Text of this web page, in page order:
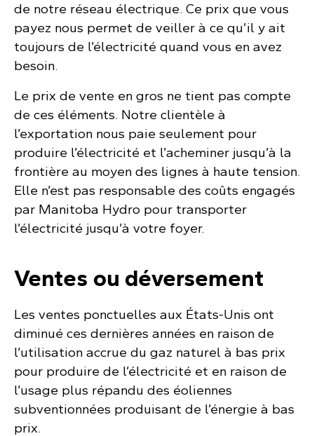
de notre réseau électrique. Ce prix que vous
payez nous permet de veiller à ce qu’il y ait
toujours de l’électricité quand vous en avez
besoin.
Le prix de vente en gros ne tient pas compte
de ces éléments. Notre clientèle à
l’exportation nous paie seulement pour
produire l’électricité et l’acheminer jusqu’à la
frontière au moyen des lignes à haute tension.
Elle n’est pas responsable des coûts engagés
par Manitoba Hydro pour transporter
l’électricité jusqu’à votre foyer.
Ventes ou déversement
Les ventes ponctuelles aux États-Unis ont
diminué ces dernières années en raison de
l’utilisation accrue du gaz naturel à bas prix
pour produire de l’électricité et en raison de
l’usage plus répandu des éoliennes
subventionnées produisant de l’énergie à bas
prix.